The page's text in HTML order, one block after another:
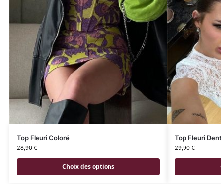
Top Fleuri Coloré
28,90€
Choix des options
Top Fleuri
29,90€